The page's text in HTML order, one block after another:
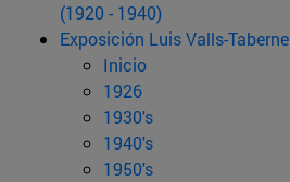
(1920 - 1940)
Exposición Luis Valls-
Inicio
1926
1930's
1940's
1950's